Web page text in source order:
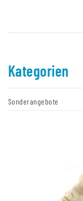
Kategorien
Sonderangebote